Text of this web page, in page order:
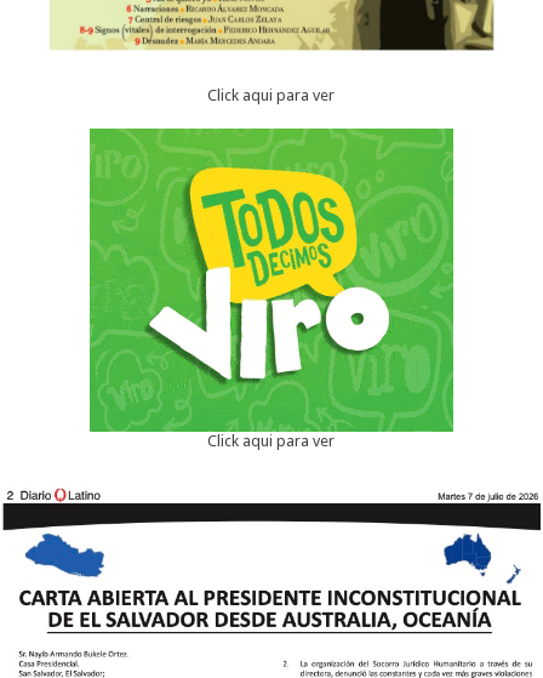
Click aqui para ver
Click aqui para ver